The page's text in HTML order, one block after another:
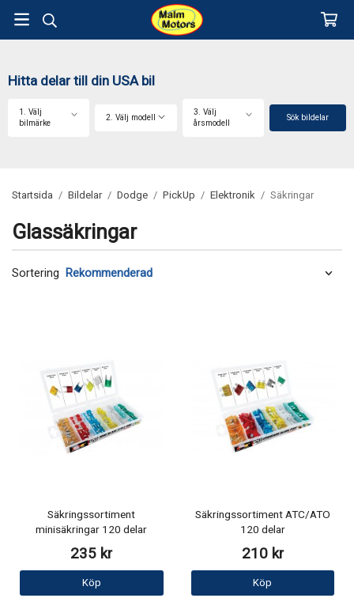
Hitta delar till din USA bil
1. Välj
bilmärke
2. Välj modell
3. Välj
årsmodell
Sök bildelar
Startsida / Bildelar / Dodge / PickUp / Elektronik / Säkringar
Glassäkringar
Sortering
Säkringssortiment
minisäkringar 120 delar
235 kr
Köp
Säkringssortiment ATC/ATO
120 delar
210 kr
Köp